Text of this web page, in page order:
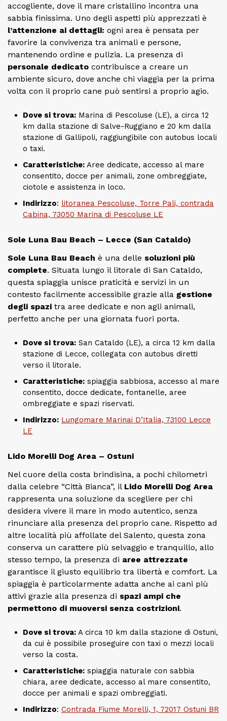
accogliente, dove il mare cristallino incontra una
sabbia finissima. Uno degli aspetti più apprezzati è
l’attenzione ai dettagli: ogni area è pensata per
favorire la convivenza tra animali e persone,
mantenendo ordine e pulizia. La presenza di
personale dedicato contribuisce a creare un
ambiente sicuro, dove anche chi viaggia per la prima
volta con il proprio cane può sentirsi a proprio agio.
Dove si trova: Marina di Pescoluse (LE), a circa 12
km dalla stazione di Salve-Ruggiano e 20 km dalla
stazione di Gallipoli, raggiungibile con autobus locali
o taxi.
Caratteristiche: Aree dedicate, accesso al mare
consentito, docce per animali, zone ombreggiate,
ciotole e assistenza in loco.
Indirizzo: litoranea Pescoluse, Torre Pali, contrada
Cabina, 73050 Marina di Pescoluse LE
Sole Luna Bau Beach – Lecce (San Cataldo)
Sole Luna Bau Beach è una delle soluzioni più
complete. Situata lungo il litorale di San Cataldo,
questa spiaggia unisce praticità e servizi in un
contesto facilmente accessibile grazie alla gestione
degli spazi tra aree dedicate e non agli animali,
perfetto anche per una giornata fuori porta.
Dove si trova: San Cataldo (LE), a circa 12 km dalla
stazione di Lecce, collegata con autobus diretti
verso il litorale.
Caratteristiche: spiaggia sabbiosa, accesso al mare
consentito, docce dedicate, fontanelle, aree
ombreggiate e spazi riservati.
Indirizzo: Lungomare Marinai D’Italia, 73100 Lecce
LE
Lido Morelli Dog Area – Ostuni
Nel cuore della costa brindisina, a pochi chilometri
dalla celebre “Città Bianca”, il Lido Morelli Dog Area
rappresenta una soluzione da scegliere per chi
desidera vivere il mare in modo autentico, senza
rinunciare alla presenza del proprio cane. Rispetto ad
altre località più affollate del Salento, questa zona
conserva un carattere più selvaggio e tranquillo, allo
stesso tempo, la presenza di aree attrezzate
garantisce il giusto equilibrio tra libertà e comfort. La
spiaggia è particolarmente adatta anche ai cani più
attivi grazie alla presenza di spazi ampi che
permettono di muoversi senza costrizioni.
Dove si trova: A circa 10 km dalla stazione di Ostuni,
da cui è possibile proseguire con taxi o mezzi locali
verso la costa.
Caratteristiche: spiaggia naturale con sabbia
chiara, aree dedicate, accesso al mare consentito,
docce per animali e spazi ombreggiati.
Indirizzo: Contrada Fiume Morelli, 1, 72017 Ostuni BR